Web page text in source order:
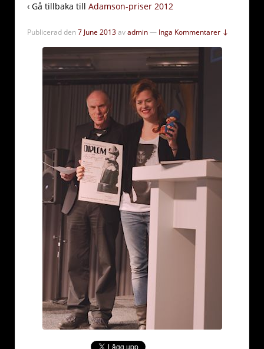
‹ Gå tillbaka till Adamson-priser 2012
Publicerad den7 June 2013avadmin— Inga Kommentarer ↓